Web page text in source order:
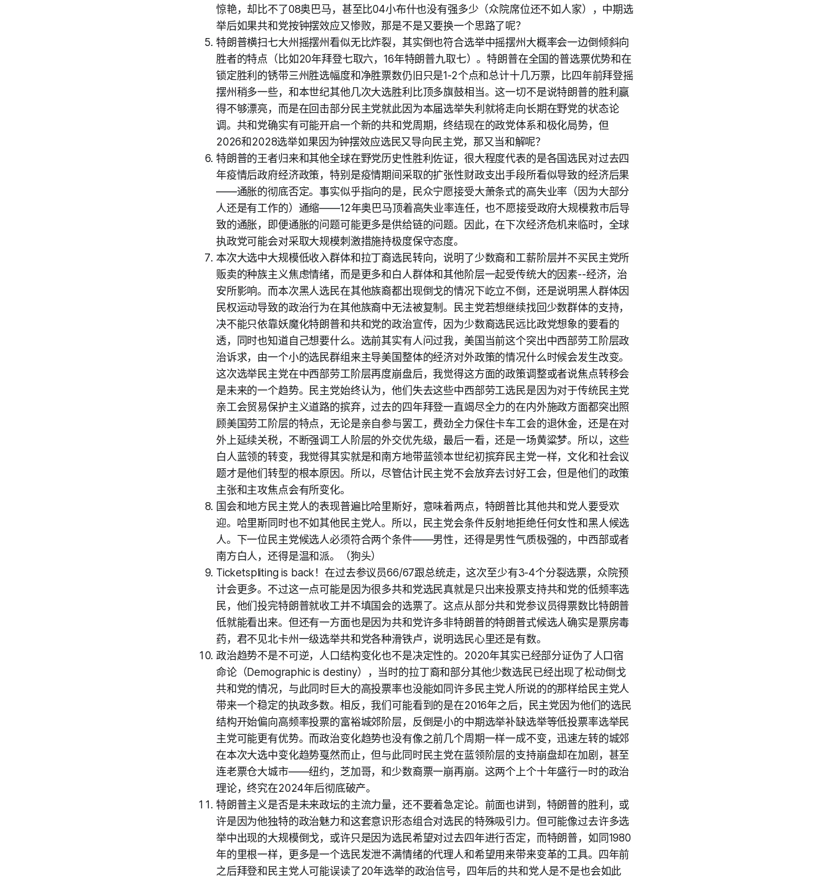
惊艳，却比不了08奥巴马，甚至比04小布什也没有强多少（众院席位还不如人家），中期选
举后如果共和党按钟摆效应又惨败，那是不是又要换一个思路了呢？
特朗普横扫七大州摇摆州看似无比炸裂，其实倒也符合选举中摇摆州大概率会一边倒倾斜向
胜者的特点（比如20年拜登七取六，16年特朗普九取七）。特朗普在全国的普选票优势和在
锁定胜利的锈带三州胜选幅度和净胜票数仍旧只是1-2个点和总计十几万票，比四年前拜登摇
摆州稍多一些，和本世纪其他几次大选胜利比顶多旗鼓相当。这一切不是说特朗普的胜利赢
得不够漂亮，而是在回击部分民主党就此因为本届选举失利就将走向长期在野党的状态论
调。共和党确实有可能开启一个新的共和党周期，终结现在的政党体系和极化局势，但
2026和2028选举如果因为钟摆效应选民又导向民主党，那又当和解呢？
特朗普的王者归来和其他全球在野党历史性胜利佐证，很大程度代表的是各国选民对过去四
年疫情后政府经济政策，特别是疫情期间采取的扩张性财政支出手段所看似导致的经济后果
——通胀的彻底否定。事实似乎指向的是，民众宁愿接受大萧条式的高失业率（因为大部分
人还是有工作的）通缩——12年奥巴马顶着高失业率连任，也不愿接受政府大规模救市后导
致的通胀，即便通胀的问题可能更多是供给链的问题。因此，在下次经济危机来临时，全球
执政党可能会对采取大规模刺激措施持极度保守态度。
本次大选中大规模低收入群体和拉丁裔选民转向，说明了少数裔和工薪阶层并不买民主党所
贩卖的种族主义焦虑情绪，而是更多和白人群体和其他阶层一起受传统大的因素--经济，治
安所影响。而本次黑人选民在其他族裔都出现倒戈的情况下屹立不倒，还是说明黑人群体因
民权运动导致的政治行为在其他族裔中无法被复制。民主党若想继续找回少数群体的支持，
决不能只依靠妖魔化特朗普和共和党的政治宣传，因为少数裔选民远比政党想象的要看的
透，同时也知道自己想要什么。选前其实有人问过我，美国当前这个突出中西部劳工阶层政
治诉求，由一个小的选民群组来主导美国整体的经济对外政策的情况什么时候会发生改变。
这次选举民主党在中西部劳工阶层再度崩盘后，我觉得这方面的政策调整或者说焦点转移会
是未来的一个趋势。民主党始终认为，他们失去这些中西部劳工选民是因为对于传统民主党
亲工会贸易保护主义道路的摈弃，过去的四年拜登一直竭尽全力的在内外施政方面都突出照
顾美国劳工阶层的特点，无论是亲自参与罢工，费劲全力保住卡车工会的退休金，还是在对
外上延续关税，不断强调工人阶层的外交优先级，最后一看，还是一场黄粱梦。所以，这些
白人蓝领的转变，我觉得其实就是和南方地带蓝领本世纪初摈弃民主党一样，文化和社会议
题才是他们转型的根本原因。所以，尽管估计民主党不会放弃去讨好工会，但是他们的政策
主张和主攻焦点会有所变化。
国会和地方民主党人的表现普遍比哈里斯好，意味着两点，特朗普比其他共和党人要受欢
迎。哈里斯同时也不如其他民主党人。所以，民主党会条件反射地拒绝任何女性和黑人候选
人。下一位民主党候选人必须符合两个条件——男性，还得是男性气质极强的，中西部或者
南方白人，还得是温和派。（狗头）
Ticketspliting is back！在过去参议员66/67跟总统走，这次至少有3-4个分裂选票，众院预
计会更多。不过这一点可能是因为很多共和党选民真就是只出来投票支持共和党的低频率选
民，他们投完特朗普就收工并不填国会的选票了。这点从部分共和党参议员得票数比特朗普
低就能看出来。但还有一方面也是因为共和党许多非特朗普的特朗普式候选人确实是票房毒
药，君不见北卡州一级选举共和党各种滑铁卢，说明选民心里还是有数。
政治趋势不是不可逆，人口结构变化也不是决定性的。2020年其实已经部分证伪了人口宿
命论（Demographic is destiny），当时的拉丁裔和部分其他少数选民已经出现了松动倒戈
共和党的情况，与此同时巨大的高投票率也没能如同许多民主党人所说的的那样给民主党人
带来一个稳定的执政多数。相反，我们可能看到的是在2016年之后，民主党因为他们的选民
结构开始偏向高频率投票的富裕城郊阶层，反倒是小的中期选举补缺选举等低投票率选举民
主党可能更有优势。而政治变化趋势也没有像之前几个周期一样一成不变，迅速左转的城郊
在本次大选中变化趋势戛然而止，但与此同时民主党在蓝领阶层的支持崩盘却在加剧，甚至
连老票仓大城市——纽约，芝加哥，和少数裔票一崩再崩。这两个上个十年盛行一时的政治
理论，终究在2024年后彻底破产。
特朗普主义是否是未来政坛的主流力量，还不要着急定论。前面也讲到，特朗普的胜利，或
许是因为他独特的政治魅力和这套意识形态组合对选民的特殊吸引力。但可能像过去许多选
举中出现的大规模倒戈，或许只是因为选民希望对过去四年进行否定，而特朗普，如同1980
年的里根一样，更多是一个选民发泄不满情绪的代理人和希望用来带来变革的工具。四年前
之后拜登和民主党人可能误读了20年选举的政治信号，四年后的共和党人是不是也会如此